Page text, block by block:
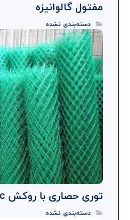
مفتول گالوانیزه
دسته‌بندی نشده
توری حصاری با روکش pvc
دسته‌بندی نشده